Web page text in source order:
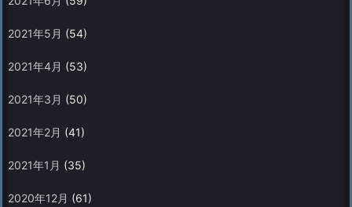
2021年5月 (54)
2021年4月 (53)
2021年3月 (50)
2021年2月 (41)
2021年1月 (35)
2020年12月 (61)